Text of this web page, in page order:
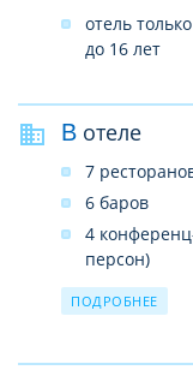
отель
до 16 лет
В отеле
7
6 баров
4
персон)
8 бассейнов
18 водных
ПОДРОБНЕЕ